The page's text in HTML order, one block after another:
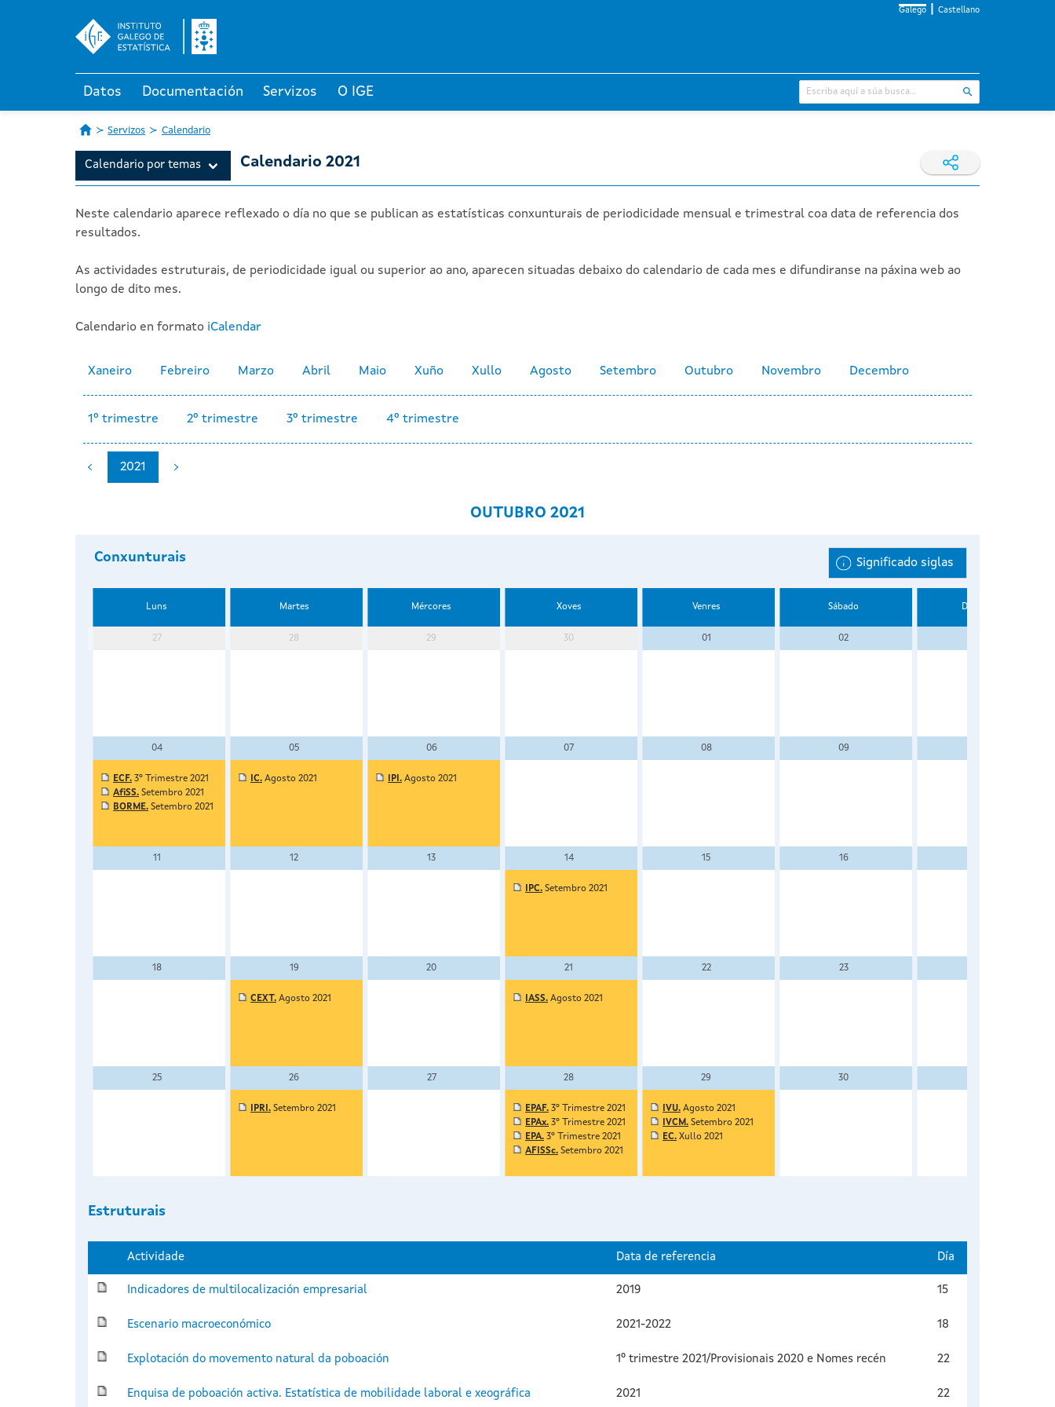
Galego Castellano
Datos Documentación Servizos O IGE
Servizos Calendario
Calendario por temas Calendario 2021
Neste calendario aparece reflexado o día no que se publican as estatísticas conxunturais de periodicidade mensual e trimestral coa data de referencia dos
resultados.
As actividades estruturais, de periodicidade igual ou superior ao ano, aparecen situadas debaixo do calendario de cada mes e difundiranse na páxina web ao
longo de dito mes.
Calendario en formato iCalendar
Xaneiro Febreiro Marzo Abril Maio Xuño Xullo Agosto Setembro Outubro Novembro Decembro
1º trimestre 2º trimestre 3º trimestre 4º trimestre
2021
OUTUBRO 2021
Conxunturais Significado siglas
Luns Martes Mércores Xoves Venres Sábado Domingo
27 28 29 30 01 02
04 05 06 07 08 09
ECF. 3º Trimestre 2021
AfiSS. Setembro 2021
BORME. Setembro 2021
IC. Agosto 2021 IPI. Agosto 2021
11 12 13 14 15 16
IPC. Setembro 2021
18 19 20 21 22 23
CEXT. Agosto 2021 IASS. Agosto 2021
25 26 27 28 29 30
IPRI. Setembro 2021 EPAF. 3º Trimestre 2021
EPAx. 3º Trimestre 2021
EPA. 3º Trimestre 2021
AFISSc. Setembro 2021
IVU. Agosto 2021
IVCM. Setembro 2021
EC. Xullo 2021
Estruturais
Actividade Data de referencia Día
Indicadores de multilocalización empresarial 2019 15
Escenario macroeconómico 2021-2022 18
Explotación do movemento natural da poboación 1º trimestre 2021/Provisionais 2020 e Nomes recén 22
Enquisa de poboación activa. Estatística de mobilidade laboral e xeográfica 2021 22